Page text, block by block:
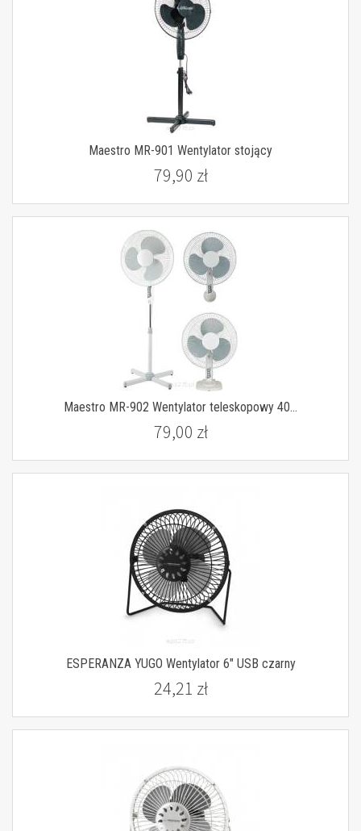
Maestro MR-901 Wentylator stojący
79,90 zł
Maestro MR-902 Wentylator teleskopowy 40...
79,00 zł
ESPERANZA YUGO Wentylator 6" USB czarny
24,21 zł